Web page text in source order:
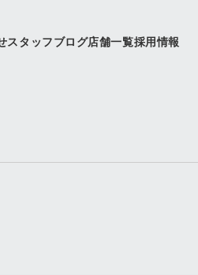
スタッフブログ店舗一覧採用情報